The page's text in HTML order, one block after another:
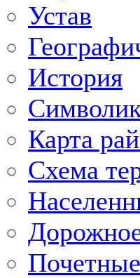
Устав
История
Карта
Схема